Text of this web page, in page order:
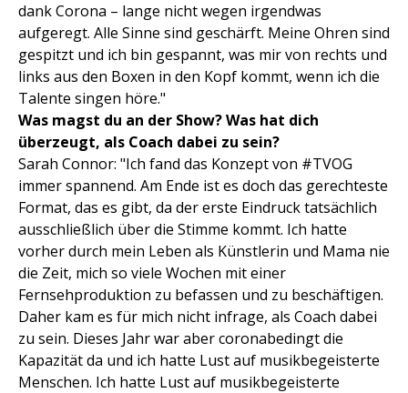
dank Corona – lange nicht wegen irgendwas
aufgeregt. Alle Sinne sind geschärft. Meine Ohren sind
gespitzt und ich bin gespannt, was mir von rechts und
links aus den Boxen in den Kopf kommt, wenn ich die
Talente singen höre."
Was magst du an der Show? Was hat dich
überzeugt, als Coach dabei zu sein?
Sarah Connor: "Ich fand das Konzept von #TVOG
immer spannend. Am Ende ist es doch das gerechteste
Format, das es gibt, da der erste Eindruck tatsächlich
ausschließlich über die Stimme kommt. Ich hatte
vorher durch mein Leben als Künstlerin und Mama nie
die Zeit, mich so viele Wochen mit einer
Fernsehproduktion zu befassen und zu beschäftigen.
Daher kam es für mich nicht infrage, als Coach dabei
zu sein. Dieses Jahr war aber coronabedingt die
Kapazität da und ich hatte Lust auf musikbegeisterte
Menschen. Ich hatte Lust auf musikbegeisterte